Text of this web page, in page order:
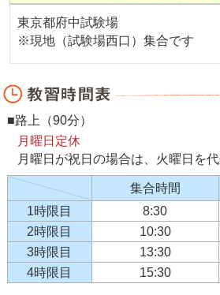
東京都府中試験場
※現地（試験場西口）集合です
■路上（90分）
月曜日定休
月曜日が祝日の場合は、火曜日を
集合時間
1時限目
8:30
2時限目
10:30
3時限目
13:30
4時限目
15:30